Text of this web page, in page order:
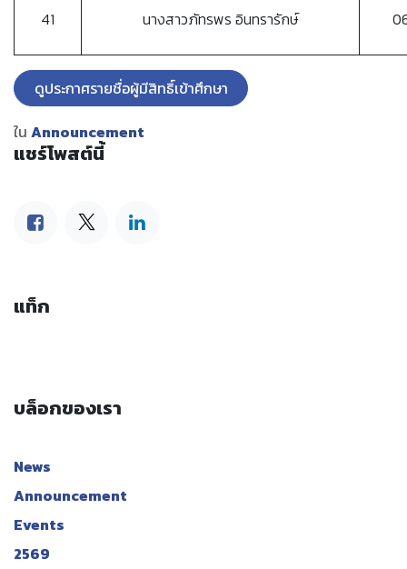
41 นางสาวภัทรพร อินทรารักษ์
ดูประกาศรายชื่อผู้มีสิทธิ์เข้าศึกษา
ใน Announcement
แชร์โพสต์นี้
แท็ก
บล็อกของเรา
News
Announcement
Events
2569